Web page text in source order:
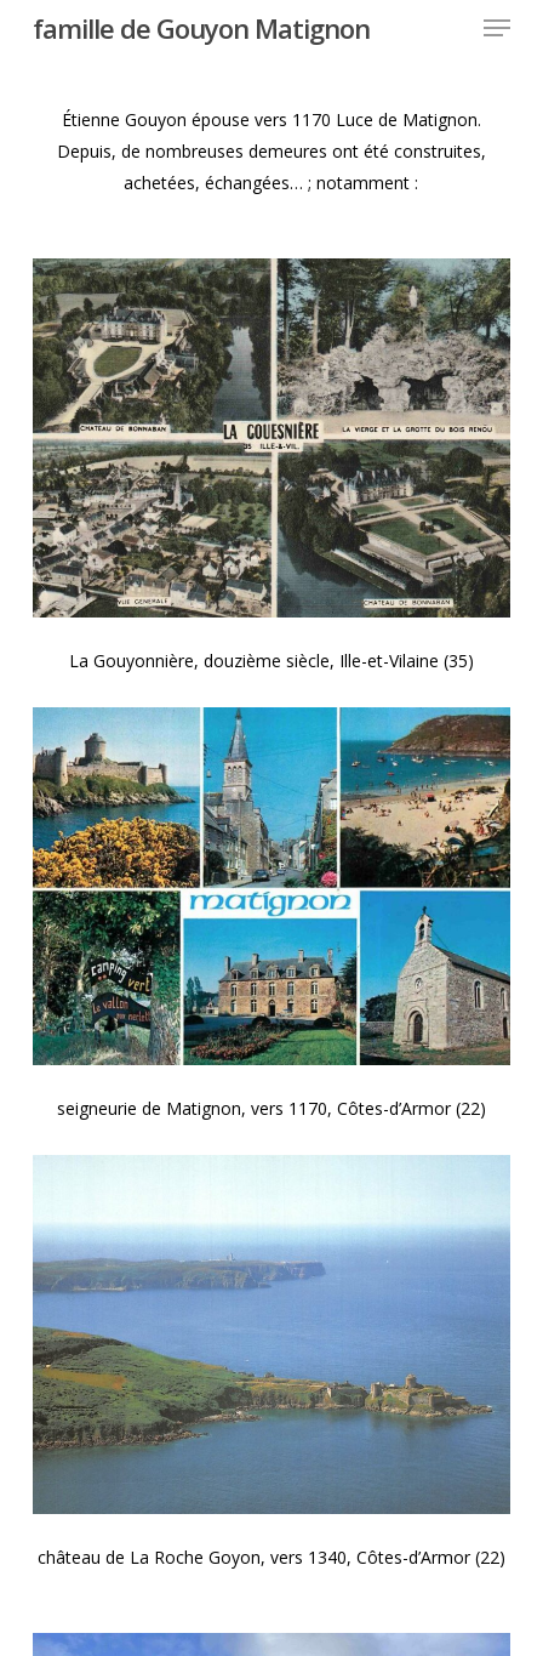
famille de Gouyon Matignon Menu
Étienne Gouyon épouse vers 1170 Luce de Matignon.
Depuis, de nombreuses demeures ont été construites,
achetées, échangées… ; notamment :
La Gouyonnière, douzième siècle, Ille-et-Vilaine (35)
seigneurie de Matignon, vers 1170, Côtes-d’Armor (22)
château de La Roche Goyon, vers 1340, Côtes-d’Armor (22)